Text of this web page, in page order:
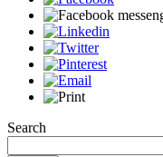
Search